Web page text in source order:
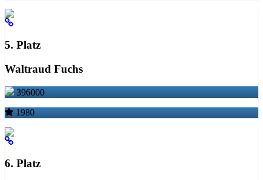
5. Platz
Waltraud Fuchs
396000
1980
6. Platz